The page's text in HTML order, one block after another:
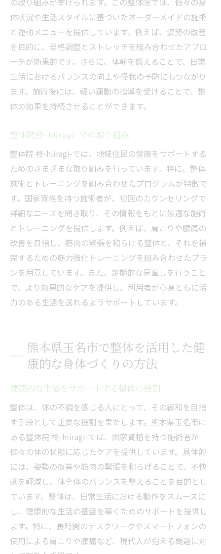
国家資格保有者による施術の安心感
施術者の専門知識と経験の活用
整体ケアで得られる信頼性
健康維持のための専門的なアプローチ
国家資格保有者による個別対応
整体院柊-hiiragi-の施術者の特徴
体状況や生活スタイルに基づいたオーダーメイドの施術
と運動メニューを提供しています。例えば、姿勢の改善
を目的に、骨格調整とストレッチを組み合わせたアプロ
ーチが効果的です。さらに、体幹を鍛えることで、日常
生活におけるバランスの向上や怪我の予防にもつながり
ます。施術後には、軽い運動の指導を受けることで、整
体の効果を持続させることができます。
整体院柊-hiiragi-での取り組み
整体院 柊-hiiragi-では、地域住民の健康をサポートする
ためのさまざまな取り組みを行っています。特に、整体
施術とトレーニングを組み合わせたプログラムが特徴で
す。国家資格を持つ施術者が、初回のカウンセリングで
詳細なニーズを聞き取り、その情報をもとに最適な施術
とトレーニングを提供します。例えば、肩こりや腰痛の
改善を目指し、筋肉の緊張を和らげる整体と、それを補
完するための筋力強化トレーニングを組み合わせたプラ
ンを用意しています。また、定期的な見直しを行うこと
で、より効果的なケアを提供し、利用者が心身ともに活
力のある生活を送れるようサポートしています。
熊本県玉名市で整体を活用した健
康的な身体づくりの方法
健康的な生活をサポートする整体の役割
整体は、体の不調を感じる人にとって、その緩和を目指
す手段として重要な役割を果たします。熊本県玉名市に
ある整体院 柊-hiiragi-では、国家資格を持つ施術者が
個々の体の状態に応じたケアを提供しています。具体的
には、姿勢の改善や筋肉の緊張を和らげることで、不快
感を軽減し、体全体のバランスを整えることを目的とし
ています。整体は、日常生活における動作をスムーズに
し、健康的な生活の基盤を築くためのサポートを提供し
ます。特に、長時間のデスクワークやスマートフォンの
使用による肩こりや腰痛など、現代人が抱える問題に対